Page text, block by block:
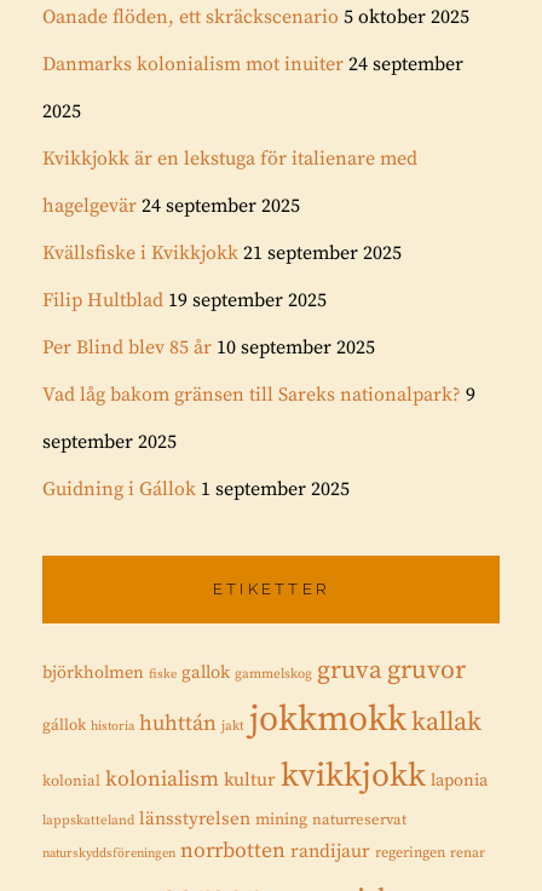
Oanade flöden, ett skräckscenario 5 oktober 2025
Danmarks kolonialism mot inuiter 24 september
2025
Kvikkjokk är en lekstuga för italienare med
hagelgevär 24 september 2025
Kvällsfiske i Kvikkjokk 21 september 2025
Filip Hultblad 19 september 2025
Per Blind blev 85 år 10 september 2025
Vad låg bakom gränsen till Sareks nationalpark? 9
september 2025
Guidning i Gállok 1 september 2025
ETIKETTER
björkholmen fiske gallok gammelskog gruvagruvor
gállok historia huhttán jakt jokkmokkkallak
kolonial kolonialism kultur kvikkjokk laponia
lappskatteland länsstyrelsen mining naturreservat
naturskyddsföreningen norrbotten randijaur regeringen renar